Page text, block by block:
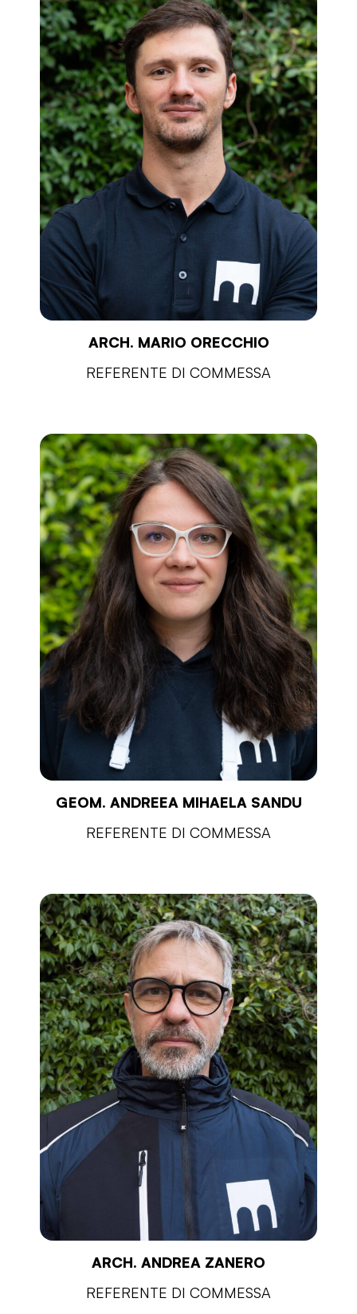
ARCH. MARIO ORECCHIO
REFERENTE DI COMMESSA
GEOM. ANDREEA MIHAELA SANDU
REFERENTE DI COMMESSA
ARCH. ANDREA ZANERO
REFERENTE DI COMMESSA